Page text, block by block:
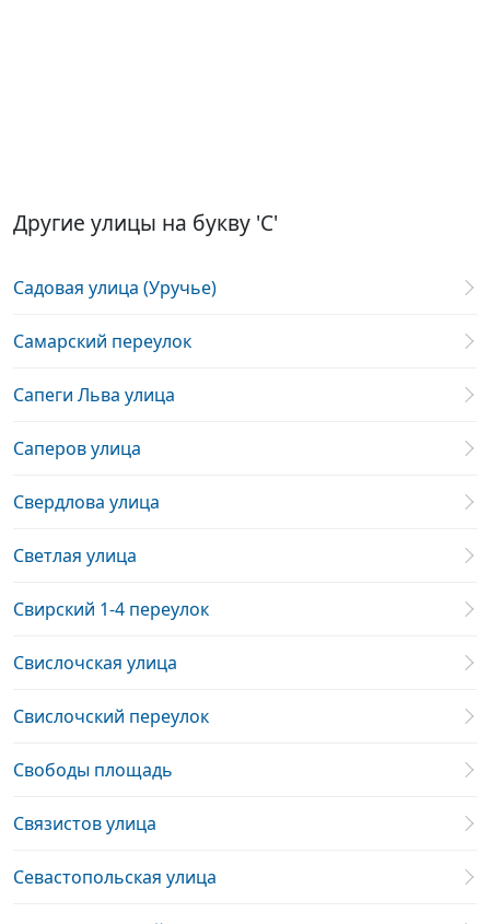
Другие улицы на букву 'С'
Садовая улица (Уручье)
Самарский переулок
Сапеги Льва улица
Саперов улица
Свердлова улица
Светлая улица
Свирский 1-4 переулок
Свислочская улица
Свислочский переулок
Свободы площадь
Связистов улица
Севастопольская улица